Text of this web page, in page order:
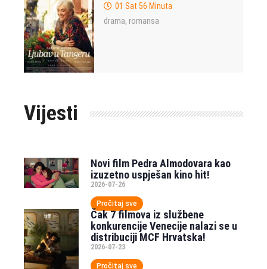
01 Sat 56 Minuta
drama, romansa
Vijesti
Novi film Pedra Almodovara kao
izuzetno uspješan kino hit!
2026-07-26
Pročitaj sve
Čak 7 filmova iz službene
konkurencije Venecije nalazi se u
distribuciji MCF Hrvatska!
2026-07-23
Pročitaj sve